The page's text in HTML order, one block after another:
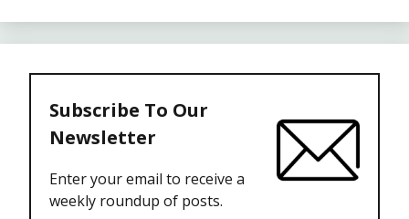
Subscribe To Our
Newsletter
Enter your email to receive a
weekly roundup of posts.